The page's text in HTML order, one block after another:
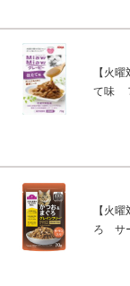
【火
て味
【火
ろ サ